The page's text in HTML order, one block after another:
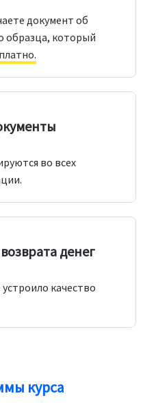
документ об
образца, который
во всех
денег
качество
курса